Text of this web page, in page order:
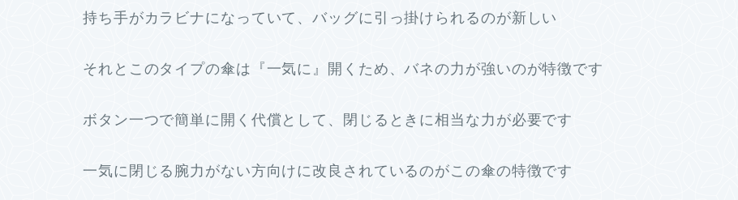
持ち手がカラビナになっていて、バッグに引っ掛けられるのが新しい
それとこのタイプの傘は『一気に』開くため、バネの力が強いのが特徴です
ボタン一つで簡単に開く代償として、閉じるときに相当な力が必要です
一気に閉じる腕力がない方向けに改良されているのがこの傘の特徴です